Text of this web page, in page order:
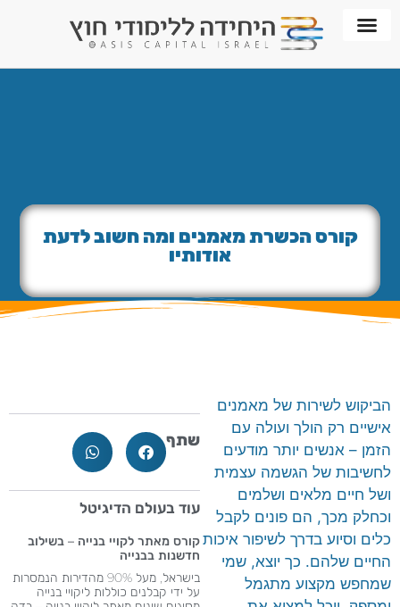
קורס הכשרת מאמנים ומה חשוב לדעת
אודותיו
הביקוש לשירות של מאמנים
אישיים רק הולך ועולה עם
הזמן – אנשים יותר מודעים
לחשיבות של הגשמה עצמית
ושל חיים מלאים ושלמים
וכחלק מכך, הם פונים לקבל
כלים וסיוע בדרך לשיפור איכות
החיים שלהם. כך יוצא, שמי
שמחפש מקצוע מתגמל
שתף
עוד בעולם הדיגיטל
קורס מאתר לקויי בנייה – בשילוב
חדשנות בבנייה
בישראל, מעל 90% מהדירות הנמסרות
על ידי קבלנים כוללות ליקויי בנייה